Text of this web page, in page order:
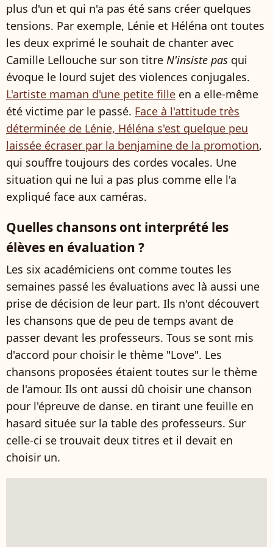
plus d'un et qui n'a pas été sans créer quelques
tensions. Par exemple, Lénie et Héléna ont toutes
les deux exprimé le souhait de chanter avec
Camille Lellouche sur son titre N'insiste pas qui
évoque le lourd sujet des violences conjugales.
L'artiste maman d'une petite fille en a elle-même
été victime par le passé. Face à l'attitude très
déterminée de Lénie, Héléna s'est quelque peu
laissée écraser par la benjamine de la promotion,
qui souffre toujours des cordes vocales. Une
situation qui ne lui a pas plus comme elle l'a
expliqué face aux caméras.
Quelles chansons ont interprété les
élèves en évaluation ?
Les six académiciens ont comme toutes les
semaines passé les évaluations avec là aussi une
prise de décision de leur part. Ils n'ont découvert
les chansons que de peu de temps avant de
passer devant les professeurs. Tous se sont mis
d'accord pour choisir le thème "Love". Les
chansons proposées étaient toutes sur le thème
de l'amour. Ils ont aussi dû choisir une chanson
pour l'épreuve de danse. en tirant une feuille en
hasard située sur la table des professeurs. Sur
celle-ci se trouvait deux titres et il devait en
choisir un.